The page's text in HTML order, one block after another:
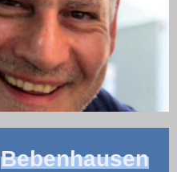
Bebenhausen